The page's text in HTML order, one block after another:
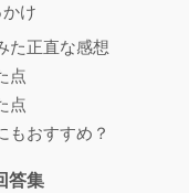
け
た正直な感想
点
点
もおすすめ？
答集